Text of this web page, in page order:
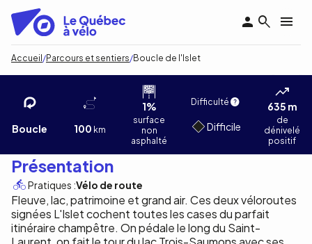
contenu
principal
Fil
Accueil Parcours et sentiers Boucle de l'Islet
Boucle de l'Islet
1/5
Boucle 100 km
1%
surface
non
asphalté
Difficulté
Difficile
635 m
de
dénivelé
positif
Présentation
Pratiques :Vélo de route
Fleuve, lac, patrimoine et grand air. Ces deux véloroutes
signées L'Islet cochent toutes les cases du parfait
itinéraire champêtre. On pédale le long du Saint-